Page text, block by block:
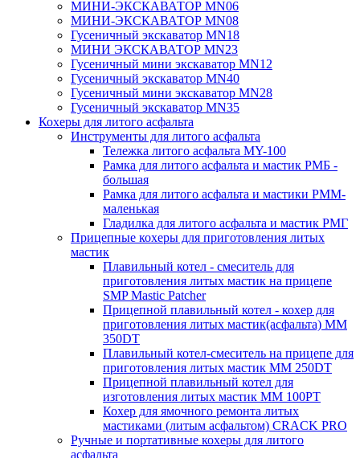
МИНИ-ЭКСКАВАТОР MN06
МИНИ-ЭКСКАВАТОР MN08
Гусеничный экскаватор MN18
МИНИ ЭКСКАВАТОР MN23
Гусеничный мини экскаватор MN12
Гусеничный экскаватор MN40
Гусеничный мини экскаватор MN28
Гусеничный экскаватор MN35
Кохеры для литого асфальта
Инструменты для литого асфальта
Тележка литого асфальта MY-100
Рамка для литого асфальта и мастик РМБ -
большая
Рамка для литого асфальта и мастики РММ-
маленькая
Гладилка для литого асфальта и мастик РМГ
Прицепные кохеры для приготовления литых
мастик
Плавильный котел - смеситель для
приготовления литых мастик на прицепе
SMP Mastic Patcher
Прицепной плавильный котел - кохер для
приготовления литых мастик(асфальта) MM
350DT
Плавильный котел-смеситель на прицепе для
приготовления литых мастик MM 250DT
Прицепной плавильный котел для
изготовления литых мастик MM 100PT
Кохер для ямочного ремонта литых
мастиками (литым асфальтом) CRACK PRO
Ручные и портативные кохеры для литого
асфальта